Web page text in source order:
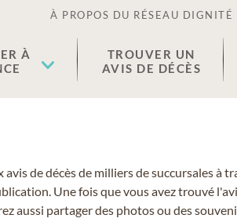
À PROPOS DU RÉSEAU DIGNITÉ
À
TROUVER UN
AVIS DE DÉCÈS
de décès de milliers de succursales
Une fois que vous avez trouvé
aussi partager des photos ou des